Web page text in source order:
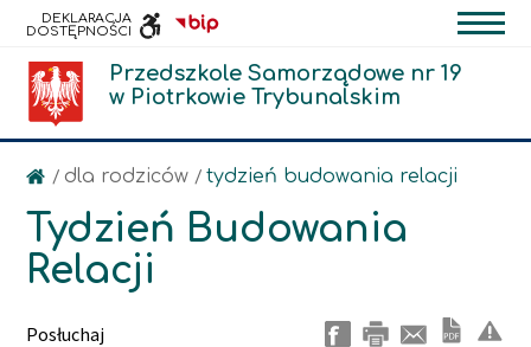
DEKLARACJA
DOSTĘPNOŚCI
INFORMACJI
PUBLICZNEJ
Przedszkole Samorządowe nr 19
w Piotrkowie Trybunalskim
/ dla rodziców / tydzień budowania relacji
Tydzień Budowania
Relacji
Posłuchaj